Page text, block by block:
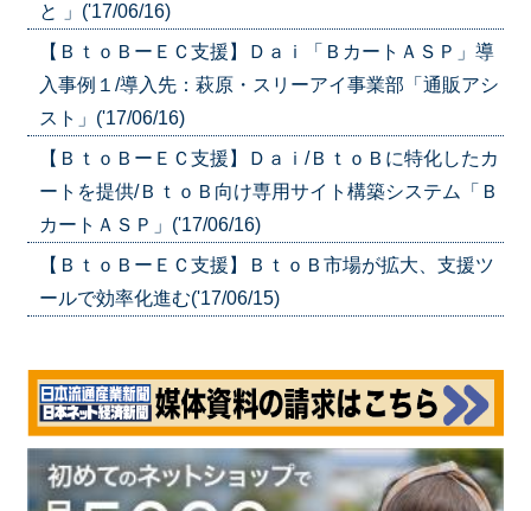
と 」('17/06/16)
【ＢｔｏＢーＥＣ支援】Ｄａｉ「ＢカートＡＳＰ」導
入事例１/導入先：萩原・スリーアイ事業部「通販アシ
スト」('17/06/16)
【ＢｔｏＢーＥＣ支援】Ｄａｉ/ＢｔｏＢに特化したカ
ートを提供/ＢｔｏＢ向け専用サイト構築システム「Ｂ
カートＡＳＰ」('17/06/16)
【ＢｔｏＢーＥＣ支援】ＢｔｏＢ市場が拡大、支援ツ
ールで効率化進む('17/06/15)